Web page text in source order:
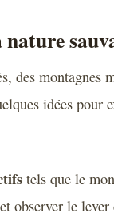
des montagnes
idées pour
tels que le
observer le